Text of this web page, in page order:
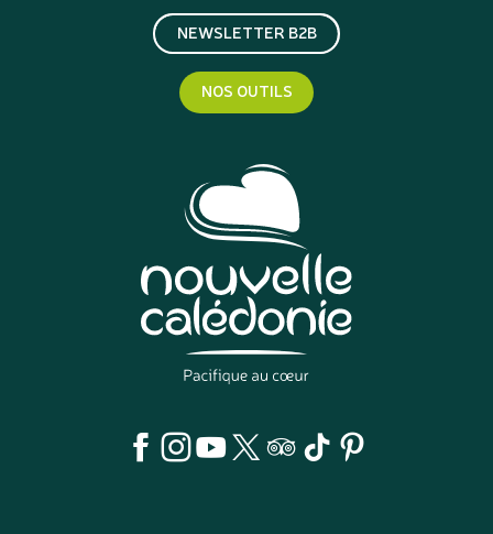
NEWSLETTER B2B
NOS OUTILS